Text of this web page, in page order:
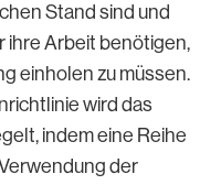
Stand sind und
ihre Arbeit benötigen,
einholen zu müssen.
wird das
indem eine Reihe
der